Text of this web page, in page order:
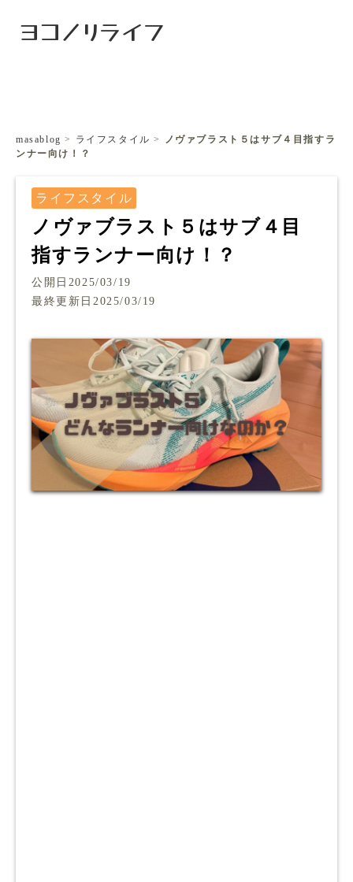
ヨコノリライフ
masablog > ライフスタイル > ノヴァブラスト５はサブ４目指すラ
ンナー向け！？
ライフスタイル
ノヴァブラスト５はサブ４目
指すランナー向け！？
公開日2025/03/19
最終更新日2025/03/19